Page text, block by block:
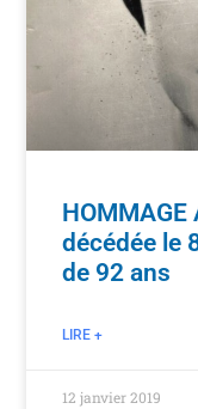
HOMMAGE
décédée le
de 92 ans
LIRE +
12 janvier 2019